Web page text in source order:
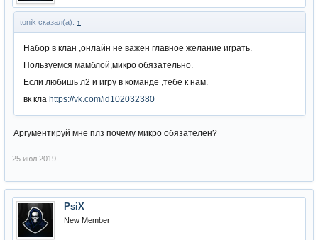
tonik сказал(а): ↑
Набор в клан ,онлайн не важен главное желание играть.
Пользуемся мамблой,микро обязательно.
Если любишь л2 и игру в команде ,тебе к нам.
вк кла https://vk.com/id102032380
Аргументируй мне плз почему микро обязателен?
25 июл 2019
PsiX
New Member